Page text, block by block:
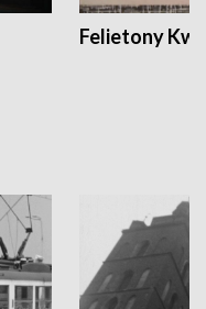
Felietony